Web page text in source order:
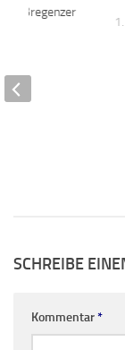
Bregenzer
SCHREIBE
Kommentar*